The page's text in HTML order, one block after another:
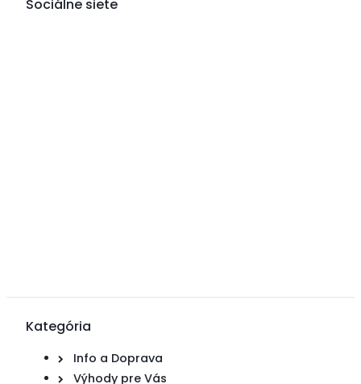
Sociálne siete
Kategória
Info a Doprava
Výhody pre Vás